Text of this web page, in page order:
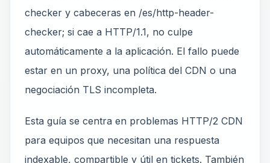
checker y cabeceras en /es/http-header-
checker; si cae a HTTP/1.1, no culpe
automáticamente a la aplicación. El fallo puede
estar en un proxy, una política del CDN o una
negociación TLS incompleta.
Esta guía se centra en problemas HTTP/2 CDN
para equipos que necesitan una respuesta
indexable, compartible y útil en tickets. También